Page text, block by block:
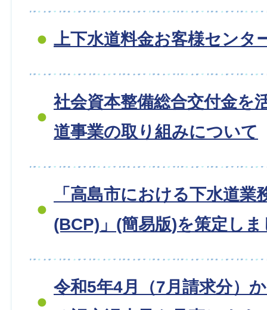
上下水道料金お客様センタ
社会資本整備総合交付金を
道事業の取り組みについて
「高島市における下水道業
(BCP)」(簡易版)を策定し
令和5年4月（7月請求分）